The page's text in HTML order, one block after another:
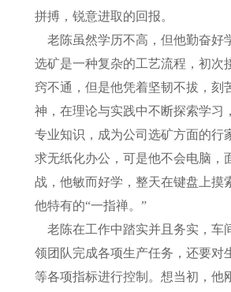
拼搏，锐意进取的回报。
老陈虽然学历不高，但他勤奋好
选矿是一种复杂的工艺流程，初次
窍不通，但是他凭着坚韧不拔，刻
神，在理论与实践中不断探索学习
专业知识，成为公司选矿方面的行
求无纸化办公，可是他不会电脑，
战，他敏而好学，整天在键盘上摸
他特有的“一指禅。”
老陈在工作中踏实并且务实，车
领团队完成各项生产任务，还要对
等各项指标进行控制。想当初，他